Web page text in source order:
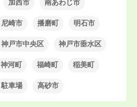
加西市 南あわじ市
尼崎市 播磨町 明石市
神戸市中央区 神戸市垂水区
神河町 福崎町 稲美町
駐車場 高砂市